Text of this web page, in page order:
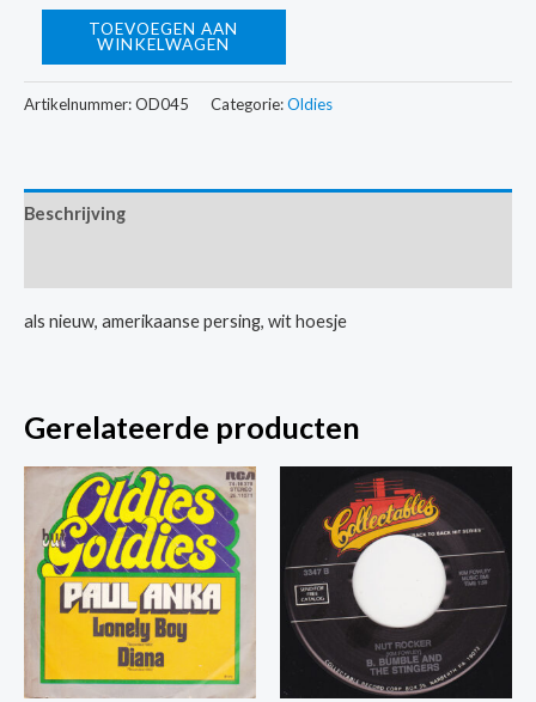
/
-
I
Walk
Too
Late
Turn
Back
Now
aantal
TOEVOEGEN AAN
WINKELWAGEN
Artikelnummer:OD045 Categorie:Oldies
Beschrijving
als nieuw, amerikaanse persing, wit hoesje
Gerelateerde producten